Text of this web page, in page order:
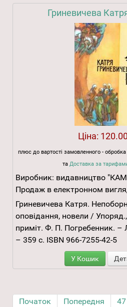
Гриневичева
Ціна:
плюс до вартості замовленного -
та Доставка за
Виробник: видавництво
Продаж в електронном
Гриневичева Катря.
оповідання, новели /
приміт. Ф. П. Погребенник. –
– 359 с. ISBN 966-7255-42-5
У Кошик
Початок Попередня 47